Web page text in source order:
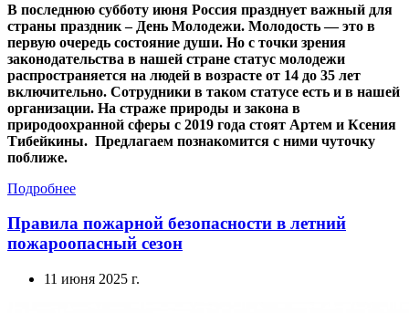
В последнюю субботу июня Россия празднует важный для
страны праздник – День Молодежи. Молодость — это в
первую очередь состояние души. Но с точки зрения
законодательства в нашей стране статус молодежи
распространяется на людей в возрасте от 14 до 35 лет
включительно. Сотрудники в таком статусе есть и в нашей
организации. На страже природы и закона в
природоохранной сферы с 2019 года стоят Артем и Ксения
Тибейкины. Предлагаем познакомится с ними чуточку
поближе.
Подробнее
Правила пожарной безопасности в летний
пожароопасный сезон
11 июня 2025 г.